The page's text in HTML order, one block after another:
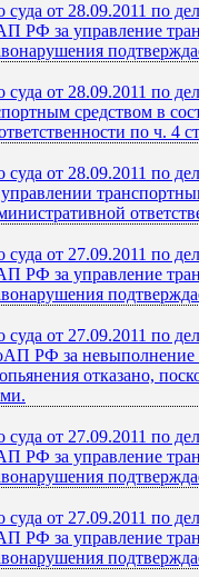
от 28.09.2011 по
РФ за управление
от 28.09.2011 по
средством в
по ч.
от 28.09.2011 по
от 27.09.2011 по
РФ за управление
от 27.09.2011 по
РФ за
отказано,
от 27.09.2011 по
РФ за управление
от 27.09.2011 по
РФ за управление